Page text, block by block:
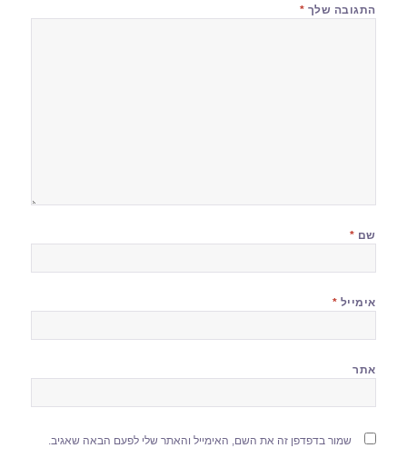
התגובה שלך *
שם *
אימייל *
אתר
שמור בדפדפן זה את השם, האימייל והאתר שלי לפעם הבאה שאגיב.